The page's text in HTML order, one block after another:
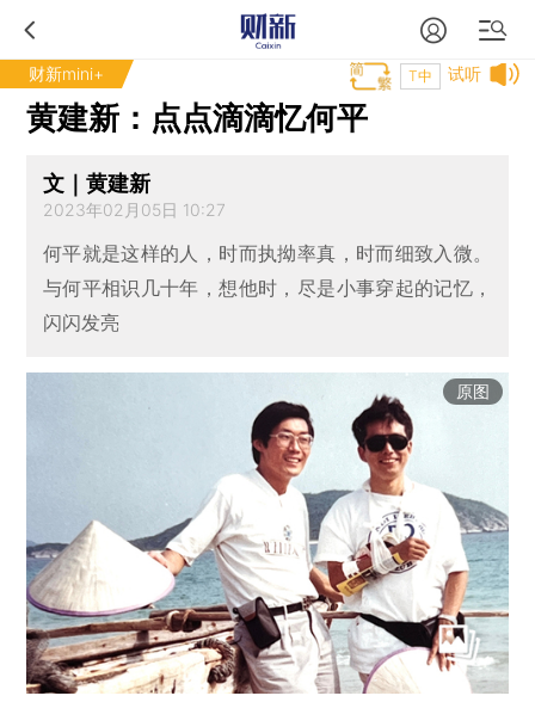
财新mini+ 试听
T中
黄建新：点点滴滴忆何平
文｜黄建新
2023年02月05日 10:27
何平就是这样的人，时而执拗率真，时而细致入微。
与何平相识几十年，想他时，尽是小事穿起的记忆，
闪闪发亮
原图